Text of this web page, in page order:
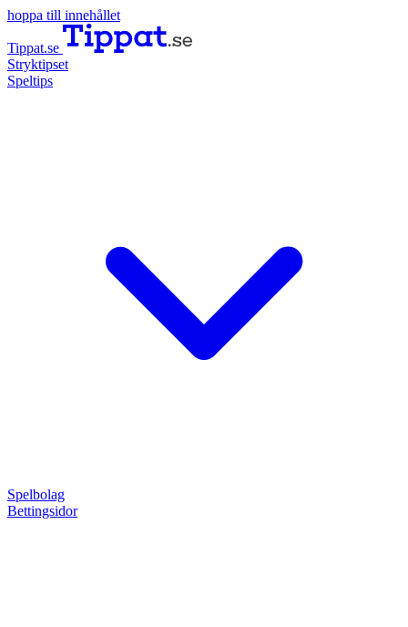
hoppa till innehållet
Tippat.se
Stryktipset
Speltips
Spelbolag
Bettingsidor